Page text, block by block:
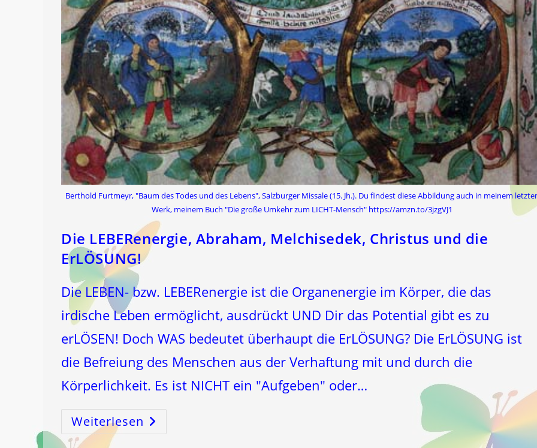
Berthold Furtmeyr, "Baum des Todes und des Lebens", Salzburger Missale (15. Jh.). Du findest diese Abbildung auch in meinem
Werk, meinem Buch "Die große Umkehr zum LICHT-Mensch" https://amzn.to/3jzgVJ1
Die LEBERenergie, Abraham, Melchisedek, Christus und die
ErLÖSUNG!
Die LEBEN- bzw. LEBERenergie ist die Organenergie im Körper, die das
irdische Leben ermöglicht, ausdrückt UND Dir das Potential gibt es zu
erLÖSEN! Doch WAS bedeutet überhaupt die ErLÖSUNG? Die ErLÖSUNG ist
die Befreiung des Menschen aus der Verhaftung mit und durch die
Körperlichkeit. Es ist NICHT ein "Aufgeben" oder…
Weiterlesen Die
LEBERenergie,
Abraham,